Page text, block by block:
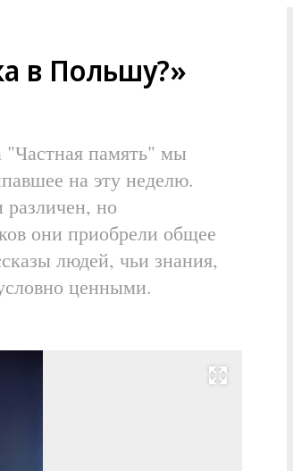
в Польшу?»
"Частная память" мы
на эту неделю.
но
они приобрели общее
людей, чьи знания,
ценными.
Развернуть на весь экран